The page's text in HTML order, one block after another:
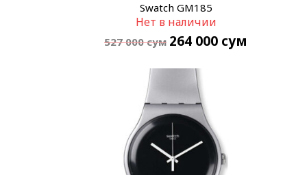
Swatch GM185
Нет в наличии
527 000сум 264 000 сум